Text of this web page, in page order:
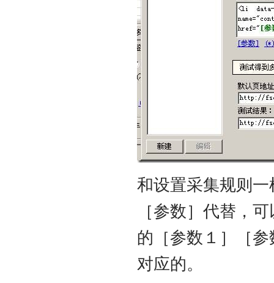
和设置采集规则
［参数］代替，
的［参数１］［
对应的。